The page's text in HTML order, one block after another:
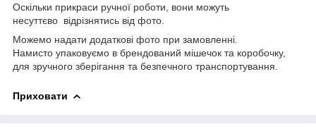
Оскільки прикраси ручної роботи, вони можуть
несуттєво відрізнятись від фото.
Можемо надати додаткові фото при замовленні.
Намисто упаковуємо в брендований мішечок та коробочку,
для зручного зберігання та безпечного транспортування.
Приховати